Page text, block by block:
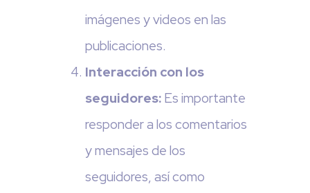
imágenes y videos en las
publicaciones.
Interacción con los
seguidores:Es importante
responder a los comentarios
y mensajes de los
seguidores, así como